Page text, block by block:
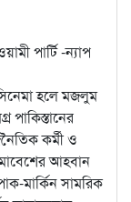
পার্টি -ন্যাপ
হলে মজলুম
কর্মী ও
আহবান
মার্কিন সামরিক